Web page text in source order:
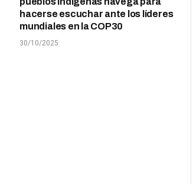
hacerse escuchar ante los líderes
mundiales en la COP30
30/10/2025